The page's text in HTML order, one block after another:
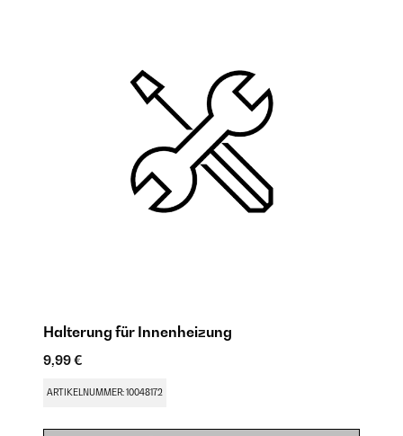
Halterung für Innenheizung
9,99 €
ARTIKELNUMMER: 10048172